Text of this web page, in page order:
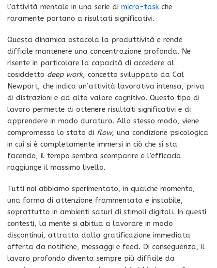
l’attività mentale in una serie di micro-task che
raramente portano a risultati significativi.
Questa dinamica ostacola la produttività e rende
difficile mantenere una concentrazione profonda. Ne
risente in particolare la capacità di accedere al
cosiddetto deep work, concetto sviluppato da Cal
Newport, che indica un’attività lavorativa intensa, priva
di distrazioni e ad alto valore cognitivo. Questo tipo di
lavoro permette di ottenere risultati significativi e di
apprendere in modo duraturo. Allo stesso modo, viene
compromesso lo stato di flow, una condizione psicologica
in cui si è completamente immersi in ciò che si sta
facendo, il tempo sembra scomparire e l’efficacia
raggiunge il massimo livello.
Tutti noi abbiamo sperimentato, in qualche momento,
una forma di attenzione frammentata e instabile,
soprattutto in ambienti saturi di stimoli digitali. In questi
contesti, la mente si abitua a lavorare in modo
discontinui, attratta dalla gratificazione immediata
offerta da notifiche, messaggi e feed. Di conseguenza, il
lavoro profondo diventa sempre più difficile da